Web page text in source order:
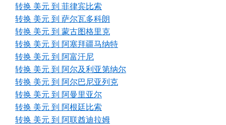
转换 美元 到 菲律宾比索
转换 美元 到 萨尔瓦多科朗
转换 美元 到 蒙古图格里克
转换 美元 到 阿塞拜疆马纳特
转换 美元 到 阿富汗尼
转换 美元 到 阿尔及利亚第纳尔
转换 美元 到 阿尔巴尼亚列克
转换 美元 到 阿曼里亚尔
转换 美元 到 阿根廷比索
转换 美元 到 阿联酋迪拉姆